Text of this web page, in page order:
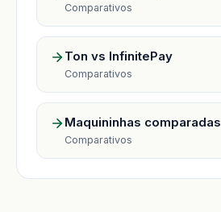
Comparativos
Ton vs InfinitePay
Comparativos
Maquininhas comparadas
Comparativos